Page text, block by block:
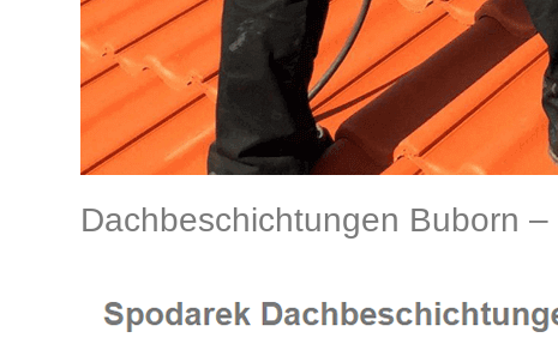
Dachbeschichtungen Buborn